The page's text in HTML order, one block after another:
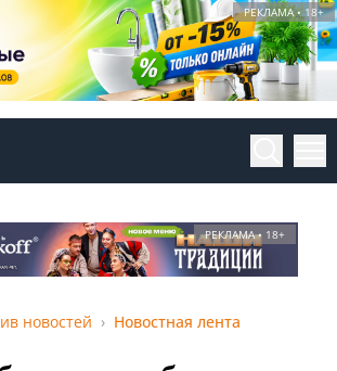
РЕКЛАМА • 18+
РЕКЛАМА • 18+
новостей Новостная лента